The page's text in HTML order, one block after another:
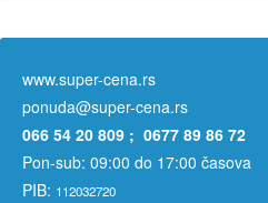
www.super-cena.rs
ponuda@super-cena.rs
066 54 20 809 ; 0677 89 86 72
Pon-sub: 09:00 do 17:00 časova
PIB: 112032720